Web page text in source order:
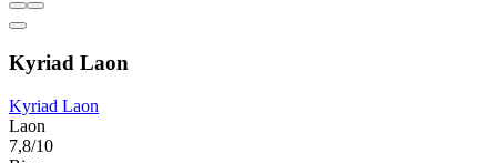
Kyriad Laon
Kyriad Laon
Laon
7,8/10